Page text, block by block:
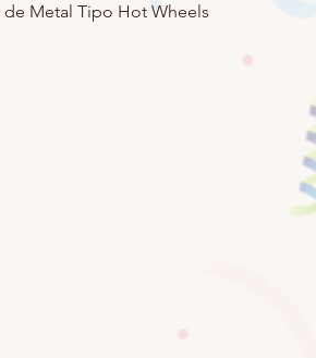
de Metal Tipo Hot Wheels